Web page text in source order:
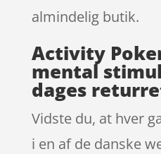
almindelig butik.
Activity
mental
dages
Vidste du, at hver
i en af de danske